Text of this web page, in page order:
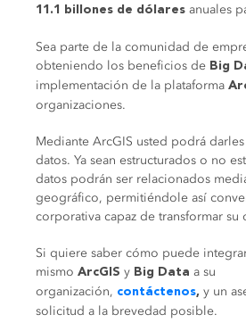
11.1
billones de dólares anuales
Sea parte de la comunidad de
obteniendo los beneficios de Big
implementación de la plataforma
organizaciones.
Mediante ArcGIS usted podrá
datos. Ya sean estructurados o no
datos podrán ser relacionados
geográfico, permitiéndole así
corporativa capaz de transformar su
Si quiere saber cómo puede
mismo ArcGIS y Big Data a su
organización, contáctenos, y un
solicitud a la brevedad posible.